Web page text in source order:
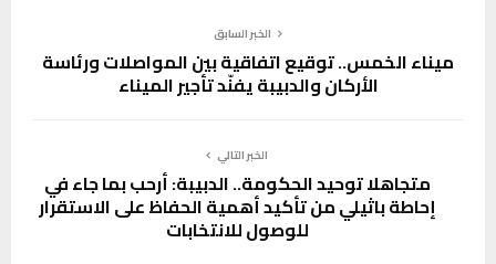
الخبر السابق
ميناء الخمس.. توقيع اتفاقية بين المواصلات ورئاسة
الأركان والدبيبة يفنّد تأجير الميناء
الخبر التالي
متجاهلا توحيد الحكومة.. الدبيبة: أرحب بما جاء في
إحاطة باثيلي من تأكيد أهمية الحفاظ على الاستقرار
للوصول للانتخابات